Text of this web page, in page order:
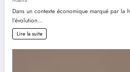
Dans un contexte économique marqué par la
l’évolution…
Lire la suite